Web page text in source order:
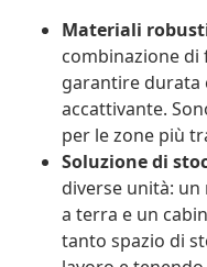
Materiali
combinazione di
garantire durata
accattivante.
per le zone più
Soluzione di
diverse unità:
a terra e un
tanto spazio di